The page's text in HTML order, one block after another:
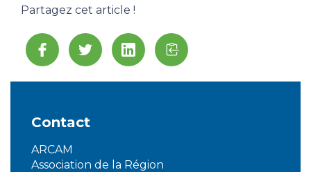
Partagez cet article !
Contact
ARCAM
Association de la Région